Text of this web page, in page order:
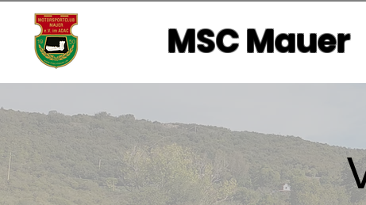
MSC Mauer